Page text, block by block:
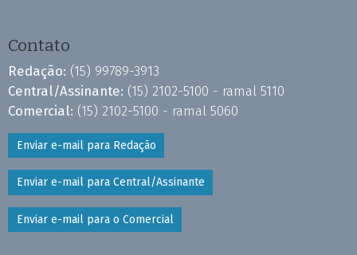
Contato
Redação: (15) 99789-3913
Central/Assinante: (15) 2102-5100 - ramal 5110
Comercial: (15) 2102-5100 - ramal 5060
Enviar e-mail para Redação
Enviar e-mail para Central/Assinante
Enviar e-mail para o Comercial